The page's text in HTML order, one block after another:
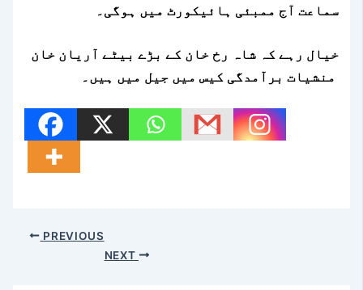
سماعت آج ممبئی ہائیکورٹ میں ہوگی۔
خیال رہے کہ شاہ رخ خان کے بڑے بیٹے آریان خان
PREVIOUS
NEXT